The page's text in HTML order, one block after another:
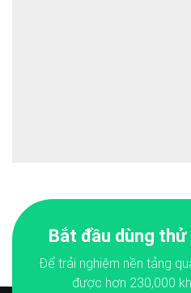
Bắt đầu dùng
Để trải nghiệm nền tảng
được hơn 230,000